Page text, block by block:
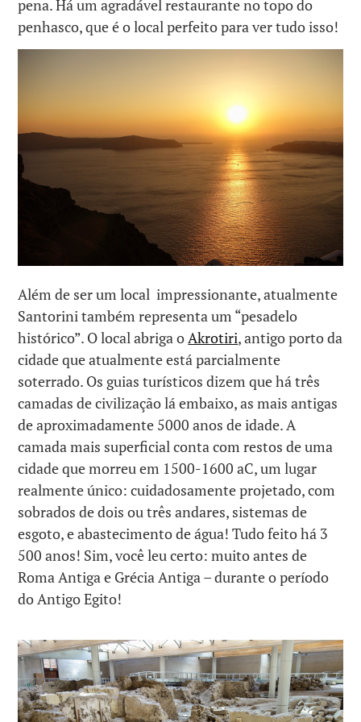
pena. Há um agradável restaurante no topo do
penhasco, que é o local perfeito para ver tudo isso!
Além de ser um local impressionante, atualmente
Santorini também representa um “pesadelo
histórico”. O local abriga oAkrotiri, antigo porto da
cidade que atualmente está parcialmente
soterrado. Os guias turísticos dizem que há três
camadas de civilização lá embaixo, as mais antigas
de aproximadamente 5000 anos de idade. A
camada mais superficial conta com restos de uma
cidade que morreu em 1500-1600 aC, um lugar
realmente único: cuidadosamente projetado, com
sobrados de dois ou três andares, sistemas de
esgoto, e abastecimento de água! Tudo feito há 3
500 anos! Sim, você leu certo: muito antes de
Roma Antiga e Grécia Antiga – durante o período
do Antigo Egito!